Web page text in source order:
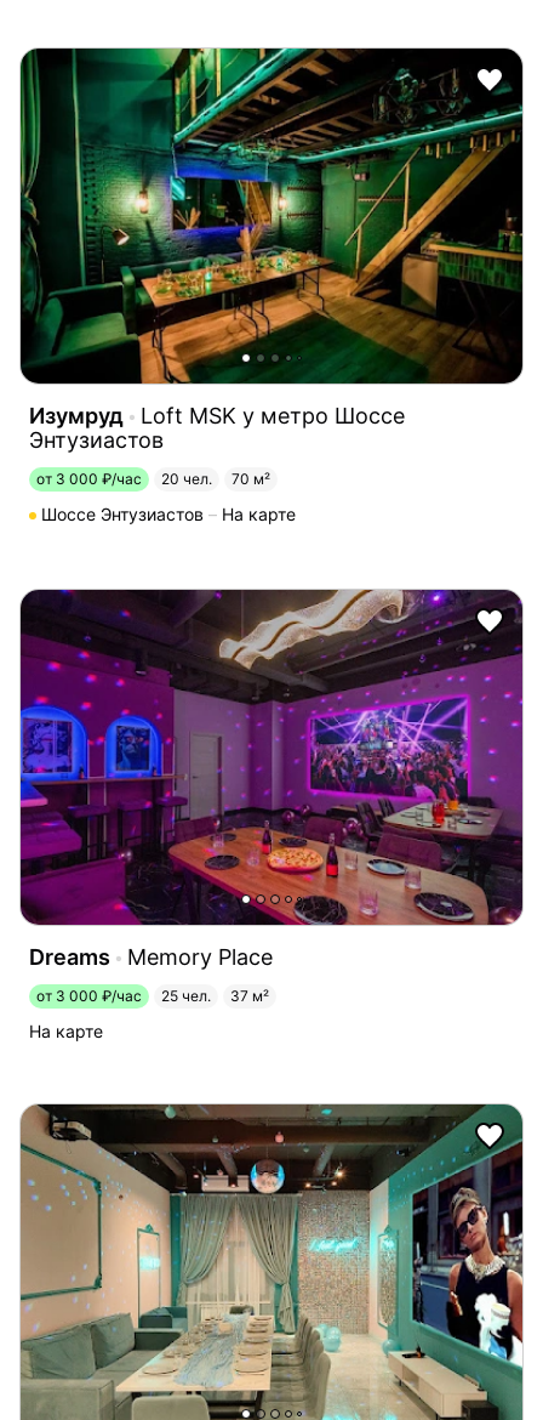
Изумруд
Loft MSK у метро Шоссе
Энтузиастов
от 3 000 ₽/час 20 чел. 70 м²
Шоссе Энтузиастов На карте
Dreams Memory Place
от 3 000 ₽/час 25 чел. 37 м²
На карте